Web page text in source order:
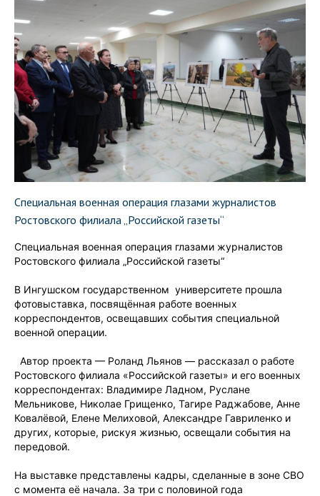
Специальная военная операция глазами журналистов
Ростовского филиала „Российской газеты“
Специальная военная операция глазами журналистов
Ростовского филиала „Российской газеты“
В Ингушском государственном университете прошла
фотовыставка, посвящённая работе военных
корреспондентов, освещавших события специальной
военной операции.
Автор проекта — Роланд Льянов — рассказал о работе
Ростовского филиала «Российской газеты» и его военных
корреспондентах: Владимире Ладном, Руслане
Мельникове, Николае Грищенко, Тагире Раджабове, Анне
Ковалёвой, Елене Мелиховой, Александре Гавриленко и
других, которые, рискуя жизнью, освещали события на
передовой.
На выставке представлены кадры, сделанные в зоне СВО
с момента её начала. За три с половиной года